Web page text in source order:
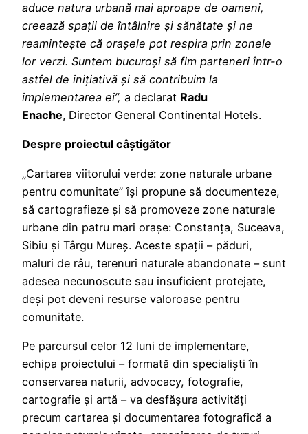
aduce natura urbană mai aproape de oameni,
creează spații de întâlnire și sănătate și ne
reamintește că orașele pot respira prin zonele
lor verzi. Suntem bucuroși să fim parteneri într-o
astfel de inițiativă și să contribuim la
implementarea ei”, a declarat Radu
Enache, Director General Continental Hotels.
Despre proiectul câștigător
„Cartarea viitorului verde: zone naturale urbane
pentru comunitate” își propune să documenteze,
să cartografieze și să promoveze zone naturale
urbane din patru mari orașe: Constanța, Suceava,
Sibiu și Târgu Mureș. Aceste spații – păduri,
maluri de râu, terenuri naturale abandonate – sunt
adesea necunoscute sau insuficient protejate,
deși pot deveni resurse valoroase pentru
comunitate.
Pe parcursul celor 12 luni de implementare,
echipa proiectului – formată din specialiști în
conservarea naturii, advocacy, fotografie,
cartografie și artă – va desfășura activități
precum cartarea și documentarea fotografică a